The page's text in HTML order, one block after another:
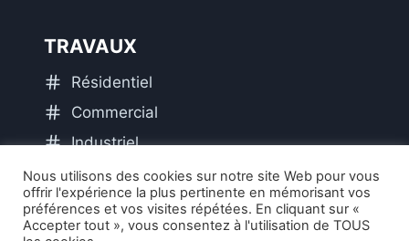
TRAVAUX
Résidentiel
Commercial
Industriel
Institutionnel
Nous utilisons des cookies sur notre site Web pour vous
offrir l'expérience la plus pertinente en mémorisant vos
préférences et vos visites répétées. En cliquant sur «
Accepter tout », vous consentez à l'utilisation de TOUS